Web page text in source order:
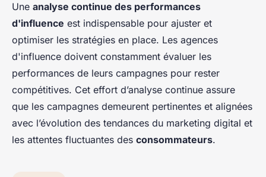
Une analyse continue des performances
d'influence est indispensable pour ajuster et
optimiser les stratégies en place. Les agences
d'influence doivent constamment évaluer les
performances de leurs campagnes pour rester
compétitives. Cet effort d’analyse continue assure
que les campagnes demeurent pertinentes et alignées
avec l’évolution des tendances du marketing digital et
les attentes fluctuantes des consommateurs.